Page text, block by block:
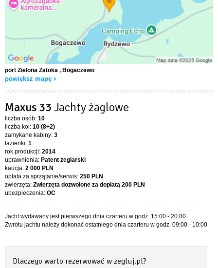
port Zielona Zatoka , Bogaczewo
powiększ mapę
Maxus 33 Jachty żaglowe
liczba osób: 10
liczba koi: 10 (8+2)
zamykane kabiny: 3
łazienki: 1
rok produkcji: 2014
uprawnienia: Patent żeglarski
kaucja: 2 000 PLN
opłata za sprzątanie/serwis: 250 PLN
zwierzęta: Zwierzęta dozwolone za dopłatą 200 PLN
ubezpieczenia: OC
Jacht wydawany jest pierwszego dnia czarteru w godz. 15:00 - 20:00
Zwrotu jachtu należy dokonać ostatniego dnia czarteru w godz. 09:00 - 10:00
Dlaczego warto rezerwować w zegluj.pl?